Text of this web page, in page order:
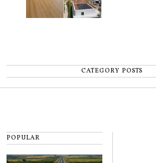
CATEGORY POSTS
POPULAR